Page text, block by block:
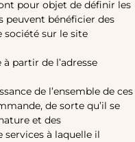
pour objet de définir les
peuvent bénéficier des
société sur le site
partir de l’adresse
de l’ensemble de ces
de sorte qu’il se
et des
services à laquelle il